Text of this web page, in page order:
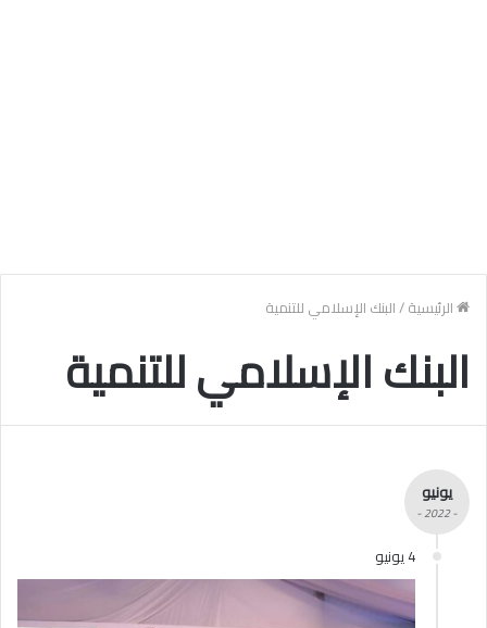
الرئيسية/البنك الإسلامي للتنمية
البنك الإسلامي للتنمية
يونيو
- 2022 -
4 يونيو